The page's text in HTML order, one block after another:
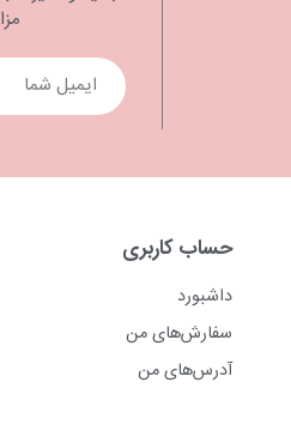
حساب کاربری
داشبورد
سفارش‌های من
آدرس‌های من